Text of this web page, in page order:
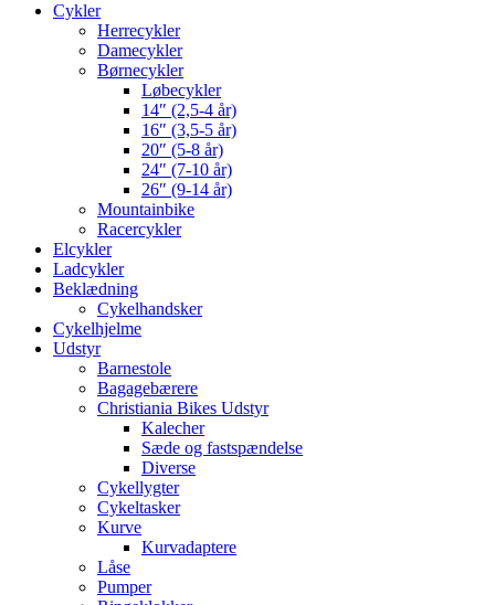
Cykler
Herrecykler
Damecykler
Børnecykler
Løbecykler
14″ (2,5-4 år)
16″ (3,5-5 år)
20″ (5-8 år)
24″ (7-10 år)
26″ (9-14 år)
Mountainbike
Racercykler
Elcykler
Ladcykler
Beklædning
Cykelhandsker
Cykelhjelme
Udstyr
Barnestole
Bagagebærere
Christiania Bikes Udstyr
Kalecher
Sæde og fastspændelse
Diverse
Cykellygter
Cykeltasker
Kurve
Kurvadaptere
Låse
Pumper